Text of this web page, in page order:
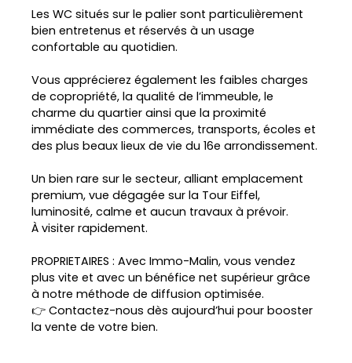
Les WC situés sur le palier sont particulièrement
bien entretenus et réservés à un usage
confortable au quotidien.
Vous apprécierez également les faibles charges
de copropriété, la qualité de l’immeuble, le
charme du quartier ainsi que la proximité
immédiate des commerces, transports, écoles et
des plus beaux lieux de vie du 16e arrondissement.
Un bien rare sur le secteur, alliant emplacement
premium, vue dégagée sur la Tour Eiffel,
luminosité, calme et aucun travaux à prévoir.
À visiter rapidement.
PROPRIETAIRES : Avec Immo-Malin, vous vendez
plus vite et avec un bénéfice net supérieur grâce
à notre méthode de diffusion optimisée.
👉 Contactez-nous dès aujourd’hui pour booster
la vente de votre bien.